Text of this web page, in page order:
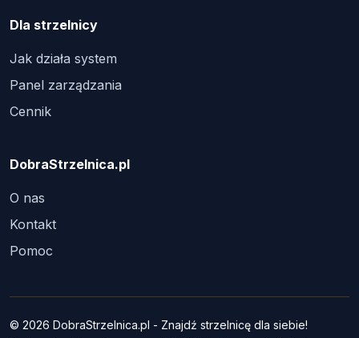
Dla strzelnicy
Jak działa system
Panel zarządzania
Cennik
DobraStrzelnica.pl
O nas
Kontakt
Pomoc
© 2026 DobraStrzelnica.pl - Znajdź strzelnicę dla siebie!